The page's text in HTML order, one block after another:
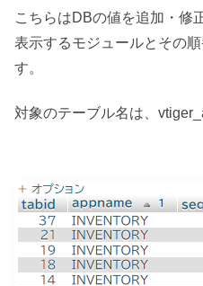
こちらはDBの値を追加・修
表示するモジュールとその
す。
対象のテーブル名は、